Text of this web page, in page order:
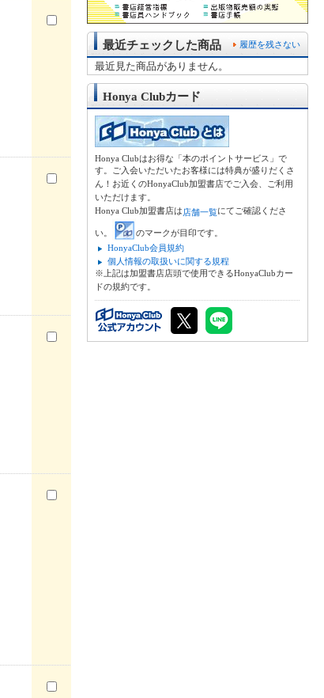
履歴を残さない
最近チェックした商品
最近見た商品がありません。
Honya Clubカード
Honya Clubはお得な「本のポイントサービス」で
す。ご入会いただいたお客様には特典が盛りだくさ
ん！お近くのHonyaClub加盟書店でご入会、ご利用
いただけます。
Honya Club加盟書店は店舗一覧にてご確認くださ
い。
のマークが目印です。
HonyaClub会員規約
個人情報の取扱いに関する規程
※上記は加盟書店店頭で使用できるHonyaClubカー
ドの規約です。